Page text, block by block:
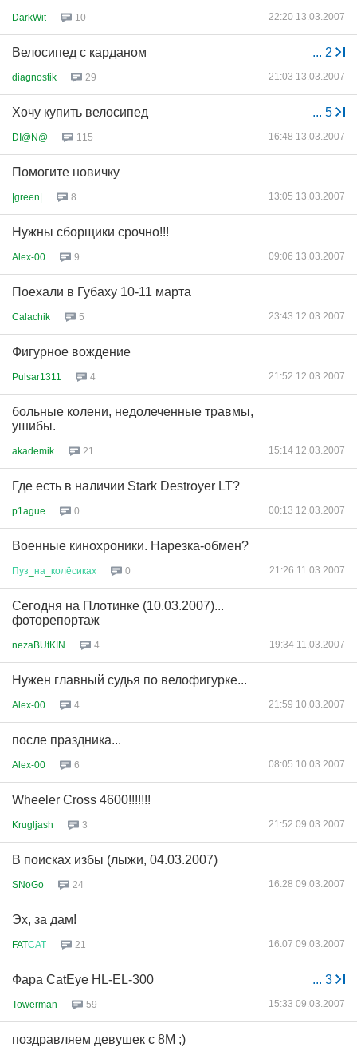
DarkWit 10 22:20 13.03.2007
... 2
Велосипед с карданом
diagnostik 29 21:03 13.03.2007
... 5
Хочу купить велосипед
DI@N@ 115 16:48 13.03.2007
Помогите новичку
|green| 8 13:05 13.03.2007
Нужны сборщики срочно!!!
Alex-00 9 09:06 13.03.2007
Поехали в Губаху 10-11 марта
Calachik 5 23:43 12.03.2007
Фигурное вождение
Pulsar1311 4 21:52 12.03.2007
больные колени, недолеченные травмы,
ушибы.
akademik 21 15:14 12.03.2007
Где есть в наличии Stark Destroyer LT?
p1ague 0 00:13 12.03.2007
Военные кинохроники. Нарезка-обмен?
Пуз на колёсиках 0 21:26 11.03.2007
Сегодня на Плотинке (10.03.2007)...
фоторепортаж
nezaBUtKIN 4 19:34 11.03.2007
Нужен главный судья по велофигурке...
Alex-00 4 21:59 10.03.2007
после праздника...
Alex-00 6 08:05 10.03.2007
Wheeler Cross 4600!!!!!!!
Krugljash 3 21:52 09.03.2007
В поисках избы (лыжи, 04.03.2007)
SNoGo 24 16:28 09.03.2007
Эх, за дам!
FATСАТ 21 16:07 09.03.2007
... 3
Фара CatEye HL-EL-300
Towerman 59 15:33 09.03.2007
поздравляем девушек с 8М ;)